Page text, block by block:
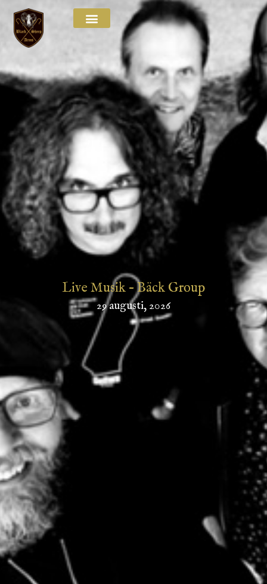
Live Musik – Bäck Group
29 augusti, 2026